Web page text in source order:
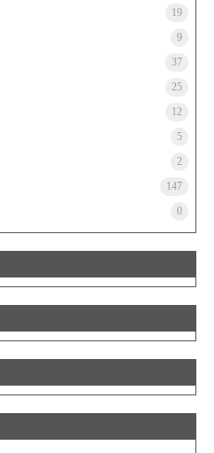
19
9
37
25
12
5
2
147
0